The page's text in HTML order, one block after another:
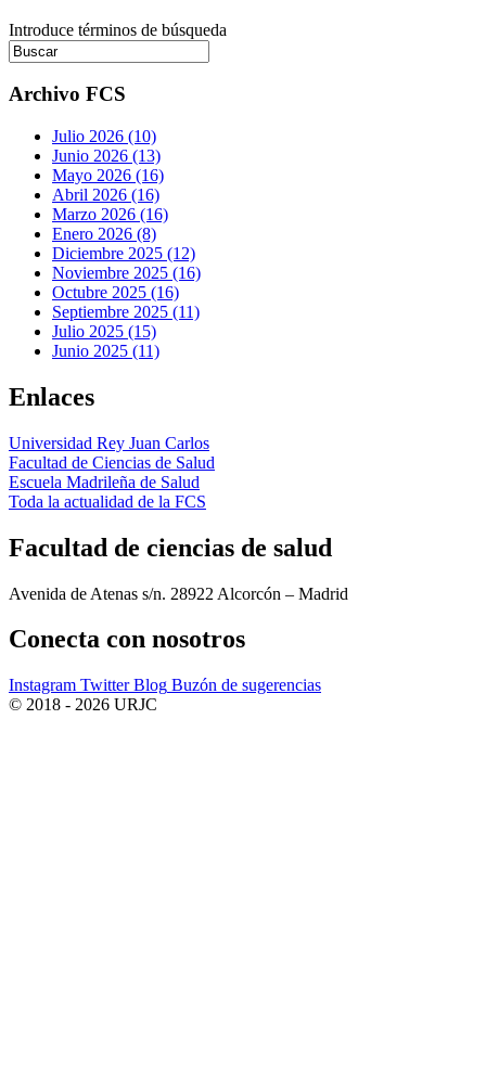
Introduce términos de búsqueda
Archivo FCS
Julio 2026 (10)
Junio 2026 (13)
Mayo 2026 (16)
Abril 2026 (16)
Marzo 2026 (16)
Enero 2026 (8)
Diciembre 2025 (12)
Noviembre 2025 (16)
Octubre 2025 (16)
Septiembre 2025 (11)
Julio 2025 (15)
Junio 2025 (11)
Enlaces
Universidad Rey Juan Carlos
Facultad de Ciencias de Salud
Escuela Madrileña de Salud
Toda la actualidad de la FCS
Facultad de ciencias de salud
Avenida de Atenas s/n. 28922 Alcorcón – Madrid
Conecta con nosotros
Instagram Twitter Blog Buzón de sugerencias
© 2018 - 2026 URJC